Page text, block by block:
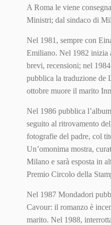
A Roma le viene
Ministri; dal sindaco di
Nel 1981, sempre con
Emiliano. Nel 1982 inizia
brevi, recensioni; nel
pubblica la traduzione de
ottobre muore il marito
Nel 1986 pubblica
seguito al ritrovamento
fotografie del padre, col
Un’omonima mostra,
Milano e sarà esposta in
Premio Circolo della
Nel 1987 Mondadori
Cavour: il romanzo è
marito. Nel 1988,